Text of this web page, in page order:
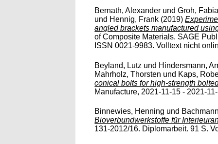
Bernath, Alexander undGroh,
und Hennig, Frank (2019)
angled brackets manufactured
of Composite Materials. SAGE
ISSN 0021-9983. Volltext nicht
Beyland, Lutz und Hindersmann,
Mahrholz, Thorsten und Kaps,
conical bolts for high-strength
Manufacture, 2021-11-15 - 2021-
Binnewies, Henning und
Bioverbundwerkstoffe für
131-2012/16. Diplomarbeit. 91 S.